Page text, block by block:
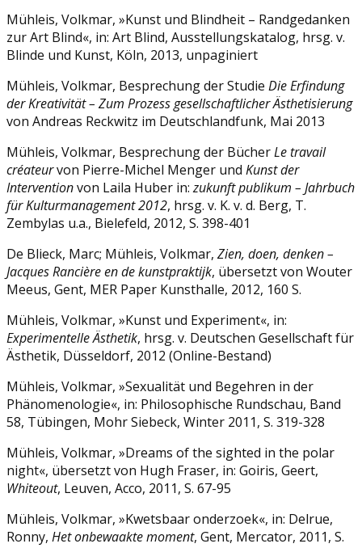
Mühleis, Volkmar, »Kunst und Blindheit – Randgedanken
zur Art Blind«, in: Art Blind, Ausstellungskatalog, hrsg. v.
Blinde und Kunst, Köln, 2013, unpaginiert
Mühleis, Volkmar, Besprechung der Studie Die Erfindung
der Kreativität – Zum Prozessgesellschaftlicher Ästhetisierung
von Andreas Reckwitz im Deutschlandfunk, Mai 2013
Mühleis, Volkmar, Besprechung der BücherLe travail
créateurvon Pierre-Michel Menger und Kunst der
Interventionvon Laila Huber in:zukunft publikum – Jahrbuch
für Kulturmanagement 2012, hrsg. v. K. v. d. Berg, T.
Zembylas u.a., Bielefeld, 2012, S. 398-401
De Blieck, Marc; Mühleis, Volkmar, Zien, doen, denken –
Jacques Rancière en dekunstpraktijk, übersetzt von Wouter
Meeus, Gent, MER Paper Kunsthalle, 2012, 160 S.
Mühleis, Volkmar, »Kunst und Experiment«, in:
Experimentelle Ästhetik, hrsg. v. Deutschen Gesellschaft für
Ästhetik, Düsseldorf, 2012 (Online-Bestand)
Mühleis, Volkmar, »Sexualität und Begehren in der
Phänomenologie«, in: Philosophische Rundschau, Band
58, Tübingen, Mohr Siebeck, Winter 2011, S. 319-328
Mühleis, Volkmar, »Dreams of the sighted in the polar
night«, übersetzt von Hugh Fraser, in: Goiris, Geert,
Whiteout, Leuven, Acco, 2011, S. 67-95
Mühleis, Volkmar, »Kwetsbaar onderzoek«, in: Delrue,
Ronny, Het onbewaakte moment, Gent, Mercator, 2011, S.